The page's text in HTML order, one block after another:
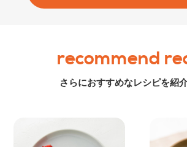
recommend
さらにおすすめなレシピを紹